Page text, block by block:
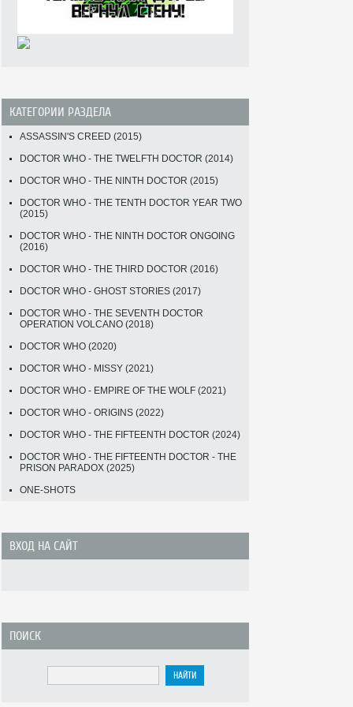
КАТЕГОРИИ РАЗДЕЛА
ASSASSIN'S CREED (2015)
DOCTOR WHO - THE TWELFTH DOCTOR (2014)
DOCTOR WHO - THE NINTH DOCTOR (2015)
DOCTOR WHO - THE TENTH DOCTOR YEAR TWO
(2015)
DOCTOR WHO - THE NINTH DOCTOR ONGOING
(2016)
DOCTOR WHO - THE THIRD DOCTOR (2016)
DOCTOR WHO - GHOST STORIES (2017)
DOCTOR WHO - THE SEVENTH DOCTOR
OPERATION VOLCANO (2018)
DOCTOR WHO (2020)
DOCTOR WHO - MISSY (2021)
DOCTOR WHO - EMPIRE OF THE WOLF (2021)
DOCTOR WHO - ORIGINS (2022)
DOCTOR WHO - THE FIFTEENTH DOCTOR (2024)
DOCTOR WHO - THE FIFTEENTH DOCTOR - THE
PRISON PARADOX (2025)
ONE-SHOTS
ВХОД НА САЙТ
ПОИСК